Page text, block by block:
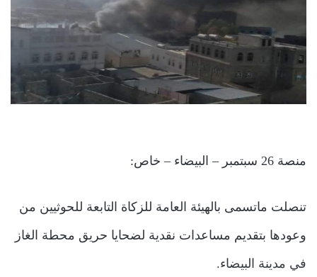
منصة 26 سبتمبر – البيضاء – خاص:
تنصلت ماتسمى بالهيئة العامة للزكاة التابعة للحوثيين من
وعودها بتقديم مساعدات نقدية لضحايا حريق محطة الغاز
في مدينة البيضاء.